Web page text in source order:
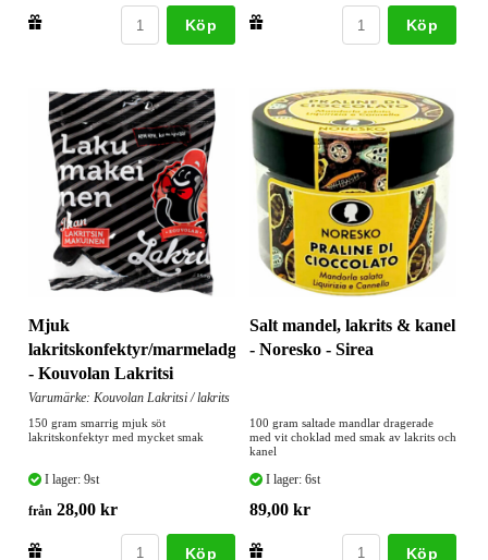
Köp Köp
Mjuk
lakritskonfektyr/marmeladgodis
- Kouvolan Lakritsi
Varumärke: Kouvolan Lakritsi / lakrits
150 gram smarrig mjuk söt
lakritskonfektyr med mycket smak
I lager: 9st
från 28,00 kr
Köp
Salt mandel, lakrits & kanel
- Noresko - Sirea
100 gram saltade mandlar dragerade
med vit choklad med smak av lakrits och
kanel
I lager: 6st
89,00 kr
Köp